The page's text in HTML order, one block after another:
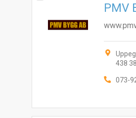
PMV
438
073-